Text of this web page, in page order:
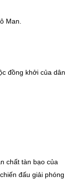
Man.
đồng khởi của dân
chất tàn bạo của
đấu giải phóng